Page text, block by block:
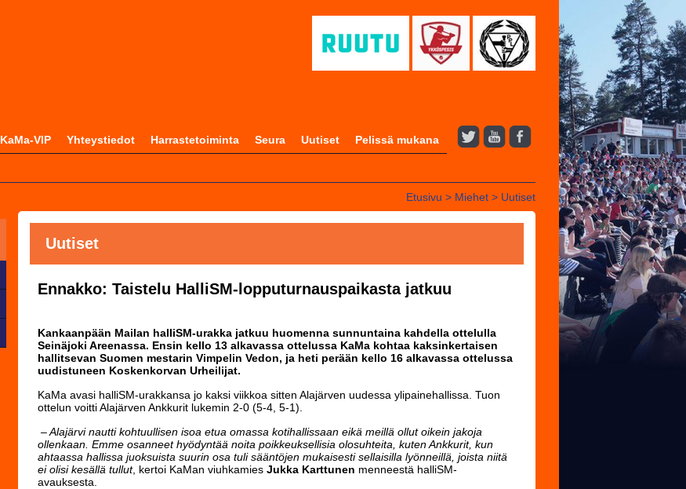
KaMa-VIP Yhteystiedot Harrastetoiminta Seura Uutiset Pelissä mukana
Etusivu > Miehet > Uutiset
Uutiset
Ennakko: Taistelu HalliSM-lopputurnauspaikasta jatkuu
Kankaanpään Mailan halliSM-urakka jatkuu huomenna sunnuntaina kahdella ottelulla
Seinäjoki Areenassa. Ensin kello 13 alkavassa ottelussa KaMa kohtaa kaksinkertaisen
hallitsevan Suomen mestarin Vimpelin Vedon, ja heti perään kello 16 alkavassa ottelussa
uudistuneen Koskenkorvan Urheilijat.
KaMa avasi halliSM-urakkansa jo kaksi viikkoa sitten Alajärven uudessa ylipainehallissa. Tuon
ottelun voitti Alajärven Ankkurit lukemin 2-0 (5-4, 5-1).
– Alajärvi nautti kohtuullisen isoa etua omassa kotihallissaan eikä meillä ollut oikein jakoja
ollenkaan. Emme osanneet hyödyntää noita poikkeuksellisia olosuhteita, kuten Ankkurit, kun
ahtaassa hallissa juoksuista suurin osa tuli sääntöjen mukaisesti sellaisilla lyönneillä, joista niitä
ei olisi kesällä tullut, kertoi KaMan viuhkamies Jukka Karttunen menneestä halliSM-
avauksesta.